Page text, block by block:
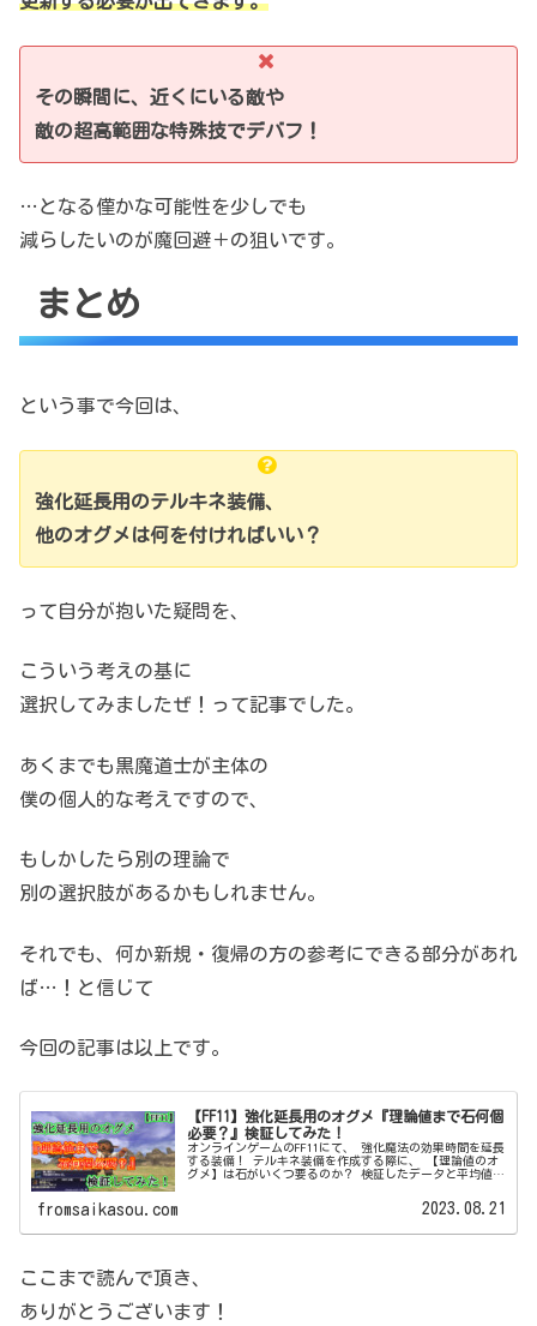
その瞬間に、近くにいる敵や
敵の超高範囲な特殊技でデバフ！
…となる僅かな可能性を少しでも
減らしたいのが魔回避＋の狙いです。
まとめ
という事で今回は、
強化延長用のテルキネ装備、
他のオグメは何を付ければいい？
って自分が抱いた疑問を、
こういう考えの基に
選択してみましたぜ！って記事でした。
あくまでも黒魔道士が主体の
僕の個人的な考えですので、
もしかしたら別の理論で
別の選択肢があるかもしれません。
それでも、何か新規・復帰の方の参考にできる部分があれ
ば…！と信じて
今回の記事は以上です。
【FF11】強化延長用のオグメ『理論値まで石何個
必要？』検証してみた！
オンラインゲームのFF11にて、 強化魔法の効果時間を延長
する装備！ テルキネ装備を作成する際に、 【理論値のオ
グメ】は石がいくつ要るのか？ 検証したデータと平均値を
fromsaikasou.com 2023.08.21
ここまで読んで頂き、
ありがとうございます！